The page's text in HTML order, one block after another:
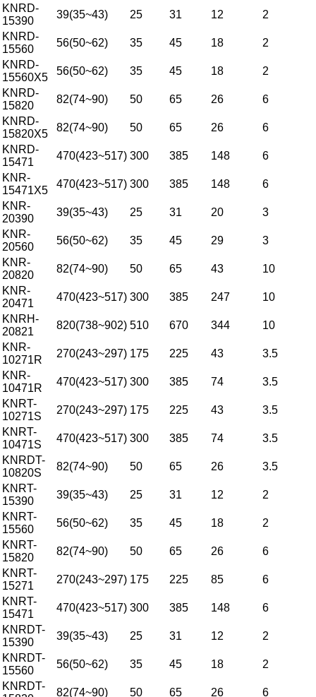
KNRD-
15390
39(35~43) 25 31 12
2
KNRD-
15560
56(50~62) 35 45 18
2
KNRD-
15560X5
56(50~62) 35 45 18
2
KNRD-
15820
82(74~90) 50 65 26
6
KNRD-
15820X5
82(74~90) 50 65 26
6
KNRD-
15471
470(423~517) 300 385 148
6
KNR-
15471X5
470(423~517) 300 385 148
6
KNR-
20390
39(35~43) 25 31 20
3
KNR-
20560
56(50~62) 35 45 29
3
KNR-
20820
82(74~90) 50 65 43
10
KNR-
20471
470(423~517) 300 385 247
10
KNRH-
20821
820(738~902) 510 670 344
10
KNR-
10271R
270(243~297) 175 225 43
3.5
KNR-
10471R
470(423~517) 300 385 74
3.5
KNRT-
10271S
270(243~297) 175 225 43
3.5
KNRT-
10471S
470(423~517) 300 385 74
3.5
KNRDT-
10820S
82(74~90) 50 65 26
3.5
KNRT-
15390
39(35~43) 25 31 12
2
KNRT-
15560
56(50~62) 35 45 18
2
KNRT-
15820
82(74~90) 50 65 26
6
KNRT-
15271
270(243~297) 175 225 85
6
KNRT-
15471
470(423~517) 300 385 148
6
KNRDT-
15390
39(35~43) 25 31 12
2
KNRDT-
15560
56(50~62) 35 45 18
2
KNRDT-
82(74~90) 50 65 26
6